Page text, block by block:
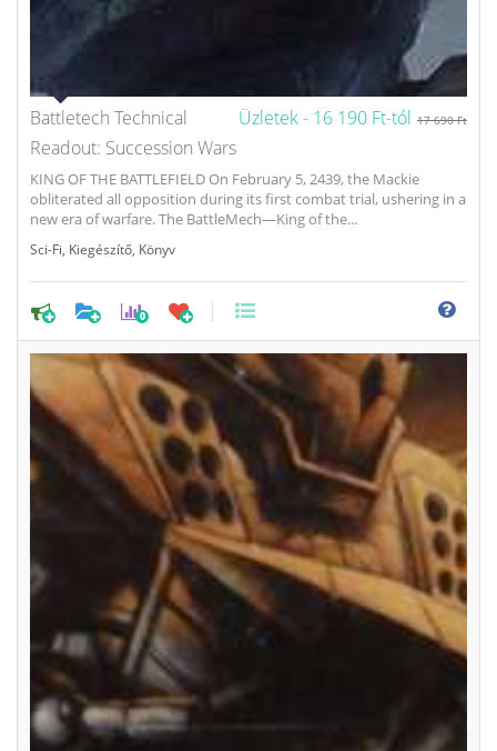
Üzletek - 16 190 Ft-tól 17 690 Ft
Battletech Technical
Readout: Succession Wars
KING OF THE BATTLEFIELD On February 5, 2439, the Mackie
obliterated all opposition during its first combat trial, ushering in a
new era of warfare. The BattleMech—King of the...
Sci-Fi, Kiegészítő, Könyv
0